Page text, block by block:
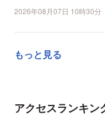
2026年08月07日 10時30分
もっと見る
アクセスランキン